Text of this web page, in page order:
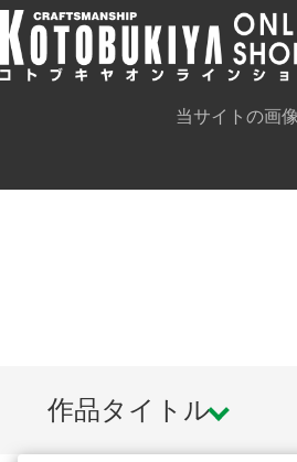
当サイトの画
作品タイトル